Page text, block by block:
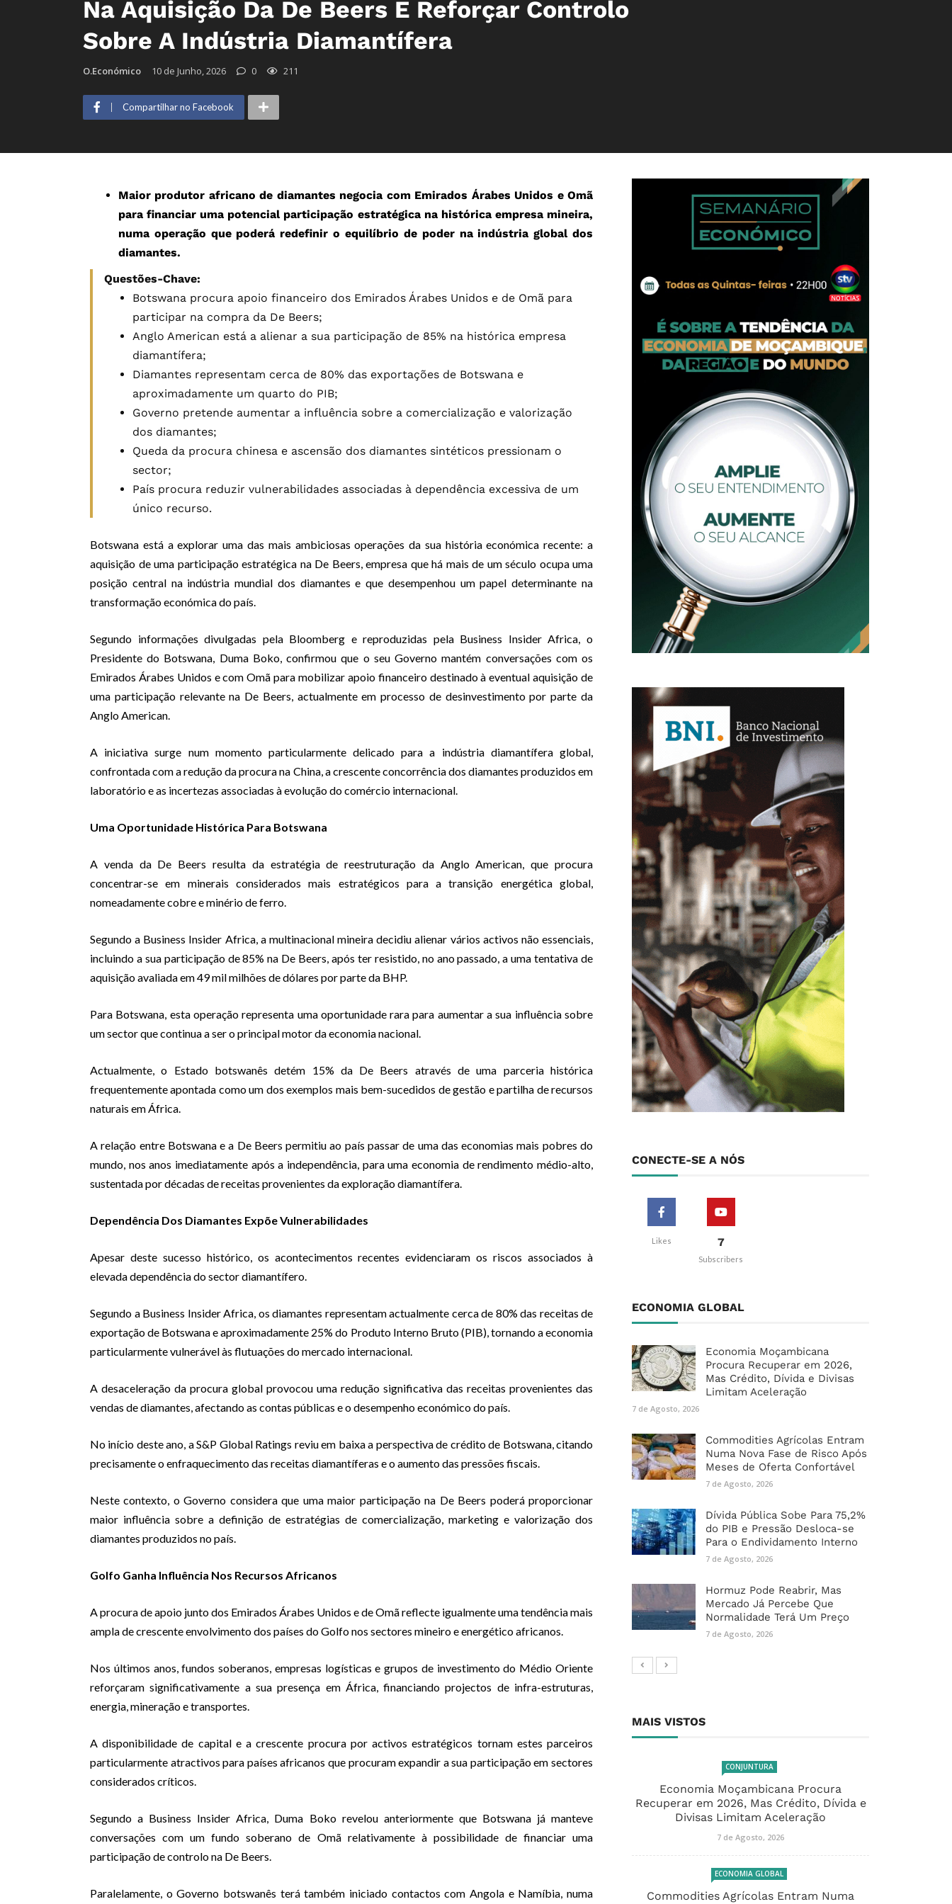
Na Aquisição Da De Beers E Reforçar Controlo
Sobre A Indústria Diamantífera
O.Económico 10 de Junho, 2026 0 211
Compartilhar no Facebook
Maior produtor africano de diamantes negocia com Emirados Árabes Unidos e Omã
para financiar uma potencial participação estratégica na histórica empresa mineira,
numa operação que poderá redefinir o equilíbrio de poder na indústria global dos
diamantes.
Questões-Chave:
Botswana procura apoio financeiro dos Emirados Árabes Unidos e de Omã para
participar na compra da De Beers;
Anglo American está a alienar a sua participação de 85% na histórica empresa
diamantífera;
Diamantes representam cerca de 80% das exportações de Botswana e
aproximadamente um quarto do PIB;
Governo pretende aumentar a influência sobre a comercialização e valorização
dos diamantes;
Queda da procura chinesa e ascensão dos diamantes sintéticos pressionam o
sector;
País procura reduzir vulnerabilidades associadas à dependência excessiva de um
único recurso.
Botswana está a explorar uma das mais ambiciosas operações da sua história económica recente: a
aquisição de uma participação estratégica na De Beers, empresa que há mais de um século ocupa uma
posição central na indústria mundial dos diamantes e que desempenhou um papel determinante na
transformação económica do país.
Segundo informações divulgadas pela Bloomberg e reproduzidas pela Business Insider Africa, o
Presidente do Botswana, Duma Boko, confirmou que o seu Governo mantém conversações com os
Emirados Árabes Unidos e com Omã para mobilizar apoio financeiro destinado à eventual aquisição de
uma participação relevante na De Beers, actualmente em processo de desinvestimento por parte da
Anglo American.
A iniciativa surge num momento particularmente delicado para a indústria diamantífera global,
confrontada com a redução da procura na China, a crescente concorrência dos diamantes produzidos em
laboratório e as incertezas associadas à evolução do comércio internacional.
Uma Oportunidade Histórica Para Botswana
A venda da De Beers resulta da estratégia de reestruturação da Anglo American, que procura
concentrar-se em minerais considerados mais estratégicos para a transição energética global,
nomeadamente cobre e minério de ferro.
Segundo a Business Insider Africa, a multinacional mineira decidiu alienar vários activos não essenciais,
incluindo a sua participação de 85% na De Beers, após ter resistido, no ano passado, a uma tentativa de
aquisição avaliada em 49 mil milhões de dólares por parte da BHP.
Para Botswana, esta operação representa uma oportunidade rara para aumentar a sua influência sobre
um sector que continua a ser o principal motor da economia nacional.
Actualmente, o Estado botswanês detém 15% da De Beers através de uma parceria histórica
frequentemente apontada como um dos exemplos mais bem-sucedidos de gestão e partilha de recursos
naturais em África.
A relação entre Botswana e a De Beers permitiu ao país passar de uma das economias mais pobres do
mundo, nos anos imediatamente após a independência, para uma economia de rendimento médio-alto,
sustentada por décadas de receitas provenientes da exploração diamantífera.
Dependência Dos Diamantes Expõe Vulnerabilidades
Apesar deste sucesso histórico, os acontecimentos recentes evidenciaram os riscos associados à
elevada dependência do sector diamantífero.
Segundo a Business Insider Africa, os diamantes representam actualmente cerca de 80% das receitas de
exportação de Botswana e aproximadamente 25% do Produto Interno Bruto (PIB), tornando a economia
particularmente vulnerável às flutuações do mercado internacional.
A desaceleração da procura global provocou uma redução significativa das receitas provenientes das
vendas de diamantes, afectando as contas públicas e o desempenho económico do país.
No início deste ano, a S&P Global Ratings reviu em baixa a perspectiva de crédito de Botswana, citando
precisamente o enfraquecimento das receitas diamantíferas e o aumento das pressões fiscais.
Neste contexto, o Governo considera que uma maior participação na De Beers poderá proporcionar
maior influência sobre a definição de estratégias de comercialização, marketing e valorização dos
diamantes produzidos no país.
Golfo Ganha Influência Nos Recursos Africanos
A procura de apoio junto dos Emirados Árabes Unidos e de Omã reflecte igualmente uma tendência mais
ampla de crescente envolvimento dos países do Golfo nos sectores mineiro e energético africanos.
Nos últimos anos, fundos soberanos, empresas logísticas e grupos de investimento do Médio Oriente
reforçaram significativamente a sua presença em África, financiando projectos de infra-estruturas,
energia, mineração e transportes.
A disponibilidade de capital e a crescente procura por activos estratégicos tornam estes parceiros
particularmente atractivos para países africanos que procuram expandir a sua participação em sectores
considerados críticos.
Segundo a Business Insider Africa, Duma Boko revelou anteriormente que Botswana já manteve
conversações com um fundo soberano de Omã relativamente à possibilidade de financiar uma
participação de controlo na De Beers.
Paralelamente, o Governo botswanês terá também iniciado contactos com Angola e Namíbia, numa
CONECTE-SE A NÓS
Likes 7
Subscribers
ECONOMIA GLOBAL
Economia Moçambicana
Procura Recuperar em 2026,
Mas Crédito, Dívida e Divisas
Limitam Aceleração
7 de Agosto, 2026
Commodities Agrícolas Entram
Numa Nova Fase de Risco Após
Meses de Oferta Confortável
7 de Agosto, 2026
Dívida Pública Sobe Para 75,2%
do PIB e Pressão Desloca-se
Para o Endividamento Interno
7 de Agosto, 2026
Hormuz Pode Reabrir, Mas
Mercado Já Percebe Que
Normalidade Terá Um Preço
7 de Agosto, 2026
MAIS VISTOS
CONJUNTURA
Economia Moçambicana Procura
Recuperar em 2026, Mas Crédito, Dívida e
Divisas Limitam Aceleração
7 de Agosto, 2026
ECONOMIA GLOBAL
Commodities Agrícolas Entram Numa